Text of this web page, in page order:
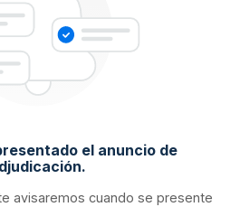
el anuncio de
avisaremos cuando se presente